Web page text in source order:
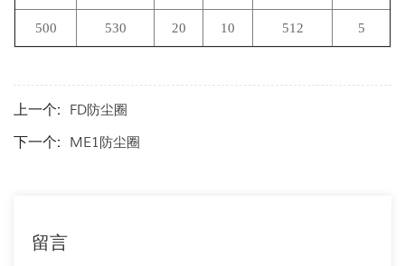
500 530 20 10 512 5
上一个: FD防尘圈
下一个: ME1防尘圈
留言